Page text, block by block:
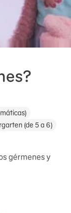
(de 5 a 6)
gérmenes y